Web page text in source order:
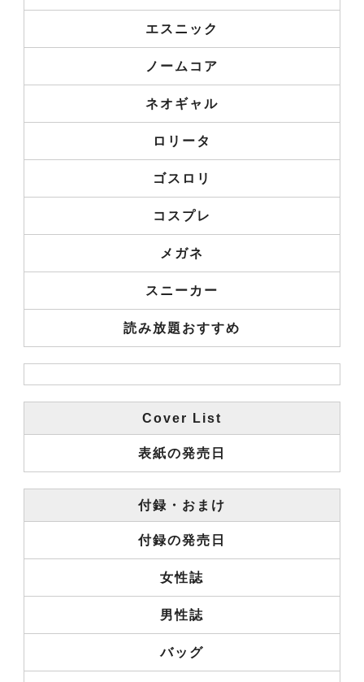
エスニック
ノームコア
ネオギャル
ロリータ
ゴスロリ
コスプレ
メガネ
スニーカー
読み放題おすすめ
Cover List
表紙の発売日
付録・おまけ
付録の発売日
女性誌
男性誌
バッグ